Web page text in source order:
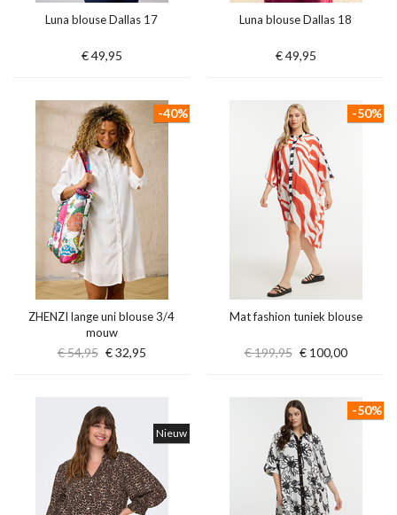
Luna blouse Dallas 17
€ 49,95
Luna blouse Dallas 18
€ 49,95
ZHENZI lange uni blouse 3/4
mouw
€ 54,95 € 32,95
-40%
Mat fashion tuniek blouse
€ 199,95 € 100,00
-50%
Nieuw
-50%